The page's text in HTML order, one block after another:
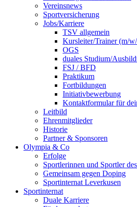
Vereinsnews
Sportversicherung
Jobs/Karriere
TSV allgemein
Kursleiter/Trainer (m/
OGS
duales Studium/
FSJ / BFD
Praktikum
Fortbildungen
Initiativbewerbung
Kontaktformular für
Leitbild
Ehrenmitglieder
Historie
Partner & Sponsoren
Olympia & Co
Erfolge
Sportlerinnen und Sportler
Gemeinsam gegen Doping
Sportinternat Leverkusen
Sportinternat
Duale Karriere